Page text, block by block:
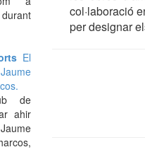
col·laboració
per designar
El
de
ahir